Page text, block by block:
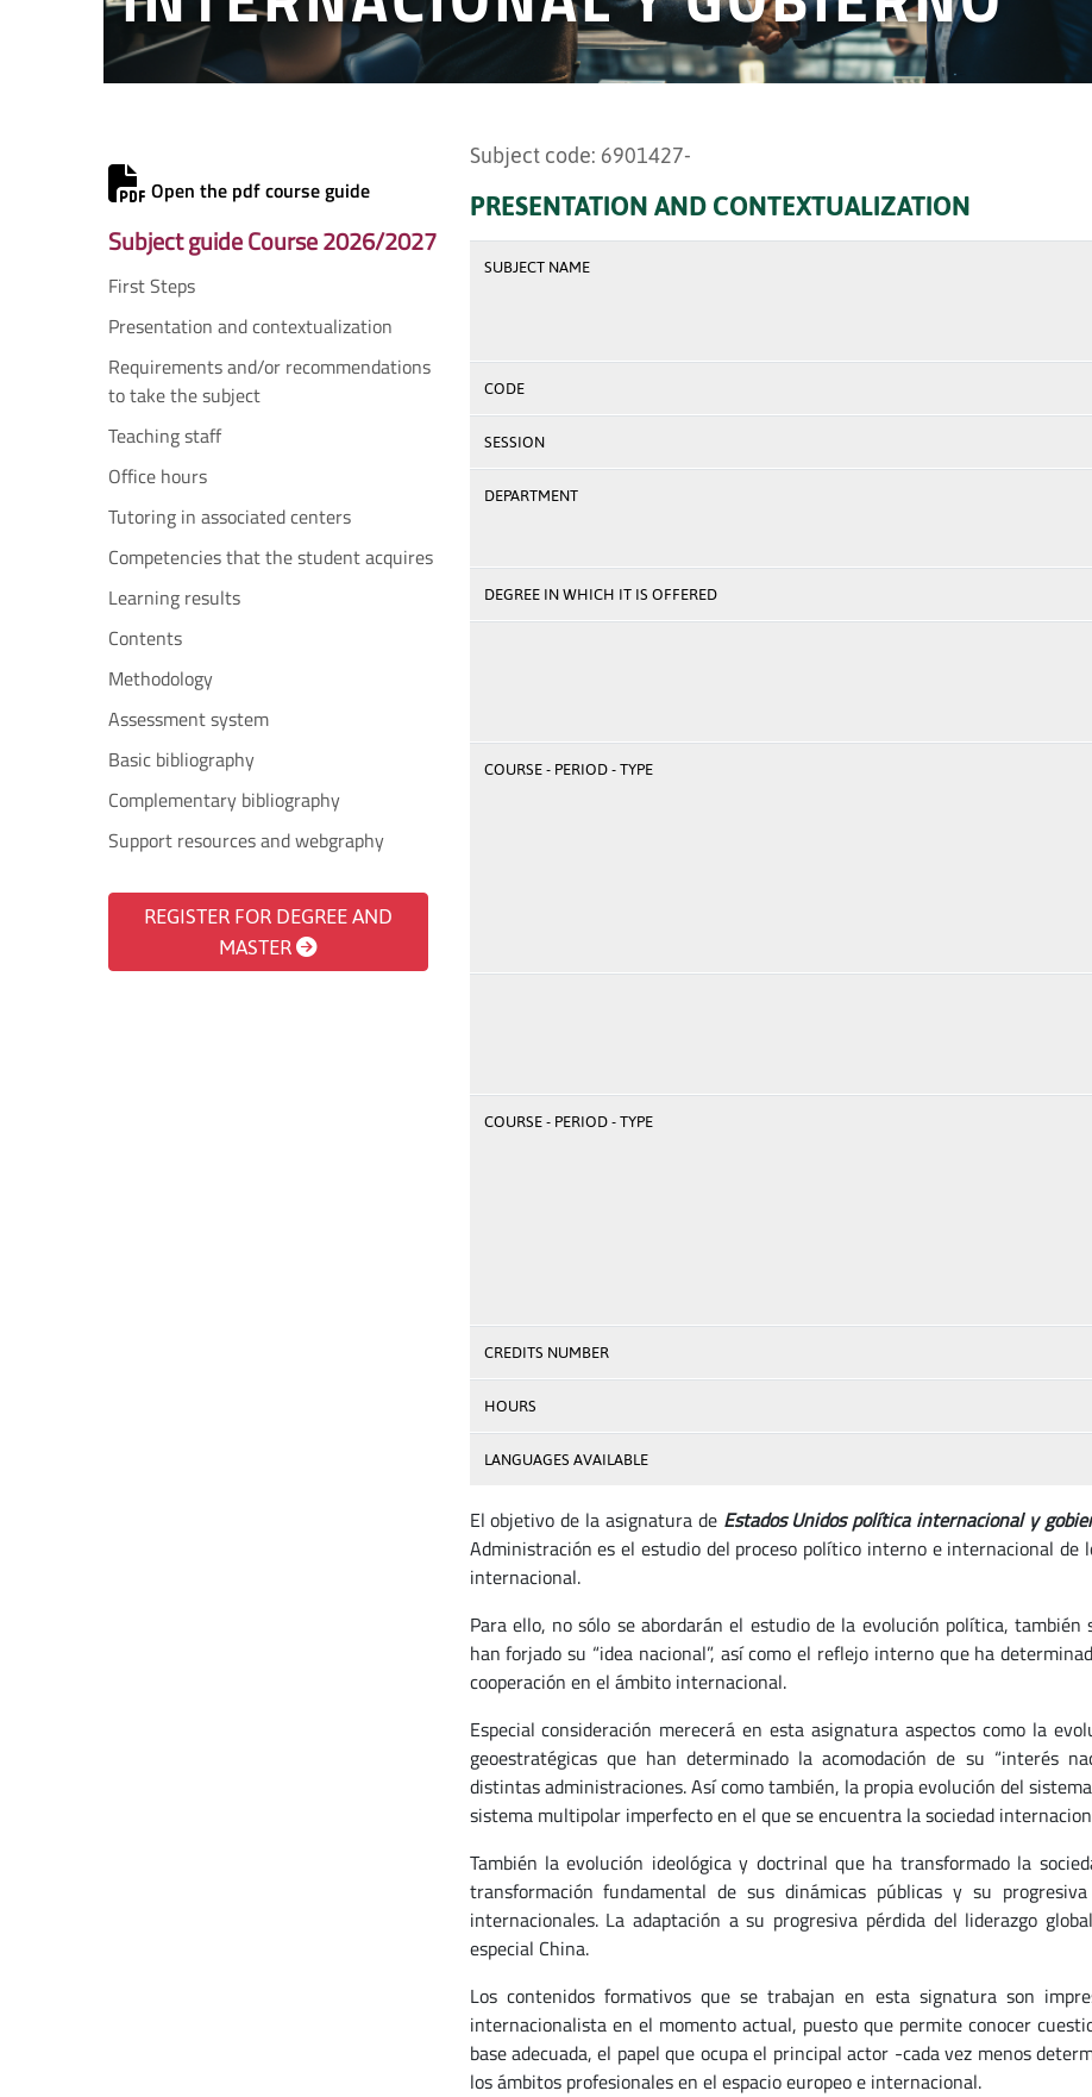
Open the pdf course guide
Subject guide Course 2026/2027
First Steps
Presentation and contextualization
Requirements and/or recommendations
to take the subject
Teaching staff
Office hours
Tutoring in associated centers
Competencies that the student acquires
Learning results
Contents
Methodology
Assessment system
Basic bibliography
Complementary bibliography
Support resources and webgraphy
REGISTER FOR DEGREE AND
MASTER
Subject code: 6901427-
PRESENTATION AND CONTEXTUALIZATION
SUBJECT NAME
CODE
SESSION
DEPARTMENT
DEGREE IN WHICH IT IS OFFERED
COURSE - PERIOD - TYPE
COURSE - PERIOD - TYPE
CREDITS NUMBER
HOURS
LANGUAGES AVAILABLE
El objetivo de la asignatura de Estados Unidos política internacional y
Administración es el estudio del proceso político interno e internacional de
internacional.
Para ello, no sólo se abordarán el estudio de la evolución política,
han forjado su “idea nacional”, así como el reflejo interno que ha
cooperación en el ámbito internacional.
Especial consideración merecerá en esta asignatura aspectos como la
geoestratégicas que han determinado la acomodación de su “interés
distintas administraciones. Así como también, la propia evolución del
sistema multipolar imperfecto en el que se encuentra la sociedad
También la evolución ideológica y doctrinal que ha transformado la
transformación fundamental de sus dinámicas públicas y su
internacionales. La adaptación a su progresiva pérdida del liderazgo
especial China.
Los contenidos formativos que se trabajan en esta signatura son
internacionalista en el momento actual, puesto que permite conocer
base adecuada, el papel que ocupa el principal actor -cada vez menos
los ámbitos profesionales en el espacio europeo e internacional.